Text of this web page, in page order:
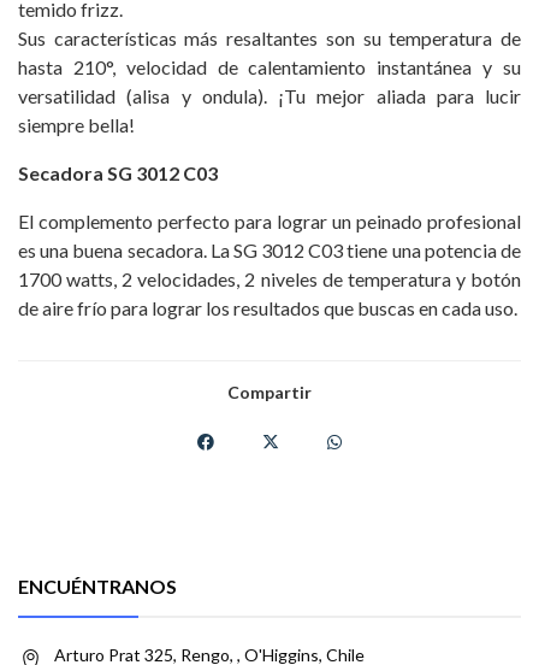
temido frizz.
Sus características más resaltantes son su temperatura de
hasta 210°, velocidad de calentamiento instantánea y su
versatilidad (alisa y ondula). ¡Tu mejor aliada para lucir
siempre bella!
Secadora SG 3012 C03
El complemento perfecto para lograr un peinado profesional
es una buena secadora. La SG 3012 C03 tiene una potencia de
1700 watts, 2 velocidades, 2 niveles de temperatura y botón
de aire frío para lograr los resultados que buscas en cada uso.
Compartir
ENCUÉNTRANOS
Arturo Prat 325, Rengo, , O'Higgins, Chile